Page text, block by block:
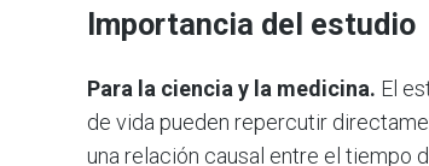
Importancia del estudio
Para la ciencia y la medicina. El
de vida pueden repercutir
una relación causal entre el tiempo